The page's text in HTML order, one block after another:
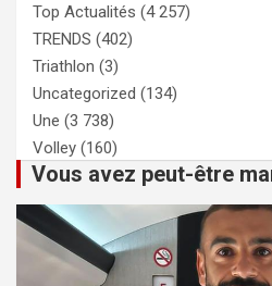
Top Actualités (4 257)
TRENDS (402)
Triathlon (3)
Uncategorized (134)
Une (3 738)
Volley (160)
Vous avez peut-être